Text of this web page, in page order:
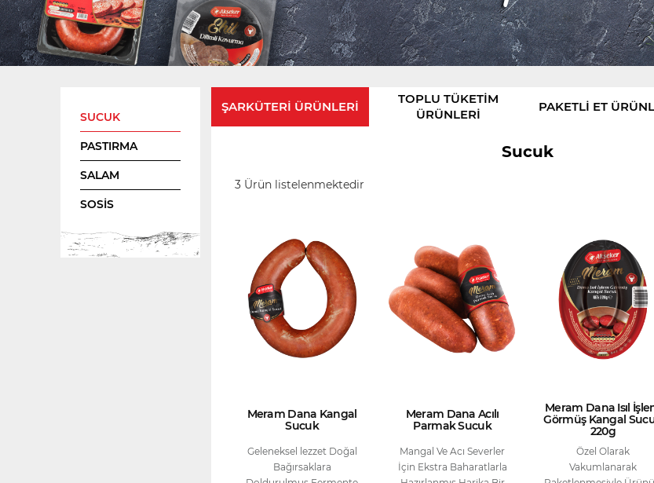
SUCUK
PASTIRMA
SALAM
SOSIS
ŞARKÜTERI ÜRÜNLERI
TOPLU TÜKETIM
ÜRÜNLERI
PAKETLI ET
Sucuk
3 Ürün listelenmektedir
Meram Dana Kangal
Sucuk
Geleneksel lezzet Doğal
Bağırsaklara
Meram Dana Acılı
Parmak Sucuk
Mangal Ve Acı Severler
İçin Ekstra Baharatlarla
Meram Dana Isıl
Görmüş Kangal
220g
Özel Olarak
Vakumlanarak